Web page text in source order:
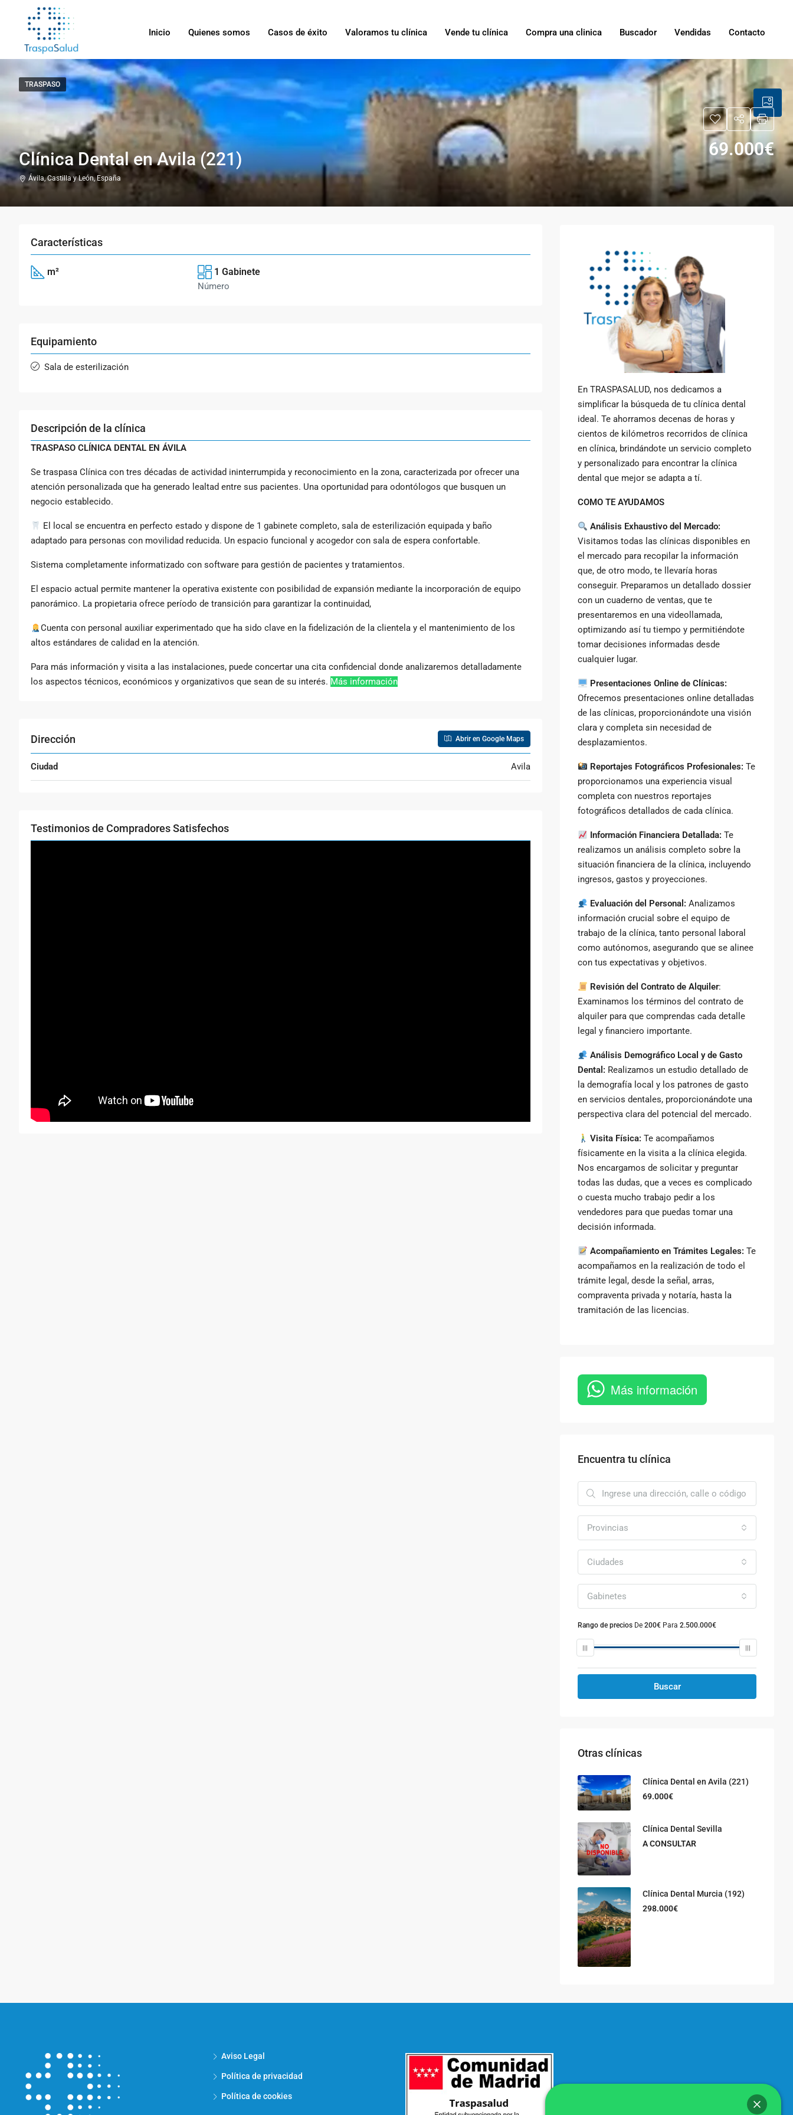
Inicio Quienes somos Casos de éxito Valoramos tu clínica Vende tu clínica Compra una clinica Buscador Vendidas Contacto
TRASPASO
Clínica Dental en Avila (221) 69.000€
Ávila, Castilla y León, España
Características
m² 1 Gabinete
Número
Equipamiento
Sala de esterilización
Descripción de la clínica
TRASPASO CLÍNICA DENTAL EN ÁVILA
Se traspasa Clínica con tres décadas de actividad ininterrumpida y reconocimiento en la zona, caracterizada por ofrecer una
atención personalizada que ha generado lealtad entre sus pacientes. Una oportunidad para odontólogos que busquen un
negocio establecido.
El local se encuentra en perfecto estado y dispone de 1 gabinete completo, sala de esterilización equipada y baño
adaptado para personas con movilidad reducida. Un espacio funcional y acogedor con sala de espera confortable.
Sistema completamente informatizado con software para gestión de pacientes y tratamientos.
El espacio actual permite mantener la operativa existente con posibilidad de expansión mediante la incorporación de equipo
panorámico. La propietaria ofrece período de transición para garantizar la continuidad,
Cuenta con personal auxiliar experimentado que ha sido clave en la fidelización de la clientela y el mantenimiento de los
altos estándares de calidad en la atención.
Para más información y visita a las instalaciones, puede concertar una cita confidencial donde analizaremos detalladamente
los aspectos técnicos, económicos y organizativos que sean de su interés. Más información
Dirección Abrir en Google Maps
Ciudad Avila
Testimonios de Compradores Satisfechos
En TRASPASALUD, nos dedicamos a
simplificar la búsqueda de tu clínica dental
ideal. Te ahorramos decenas de horas y
cientos de kilómetros recorridos de clínica
en clínica, brindándote un servicio completo
y personalizado para encontrar la clínica
dental que mejor se adapta a tí.
COMO TE AYUDAMOS
Análisis Exhaustivo del Mercado:
Visitamos todas las clínicas disponibles en
el mercado para recopilar la información
que, de otro modo, te llevaría horas
conseguir. Preparamos un detallado dossier
con un cuaderno de ventas, que te
presentaremos en una videollamada,
optimizando así tu tiempo y permitiéndote
tomar decisiones informadas desde
cualquier lugar.
Presentaciones Online de Clínicas:
Ofrecemos presentaciones online detalladas
de las clínicas, proporcionándote una visión
clara y completa sin necesidad de
desplazamientos.
Reportajes Fotográficos Profesionales: Te
proporcionamos una experiencia visual
completa con nuestros reportajes
fotográficos detallados de cada clínica.
Información Financiera Detallada:Te
realizamos un análisis completo sobre la
situación financiera de la clínica, incluyendo
ingresos, gastos y proyecciones.
Evaluación del Personal: Analizamos
información crucial sobre el equipo de
trabajo de la clínica, tanto personal laboral
como autónomos, asegurando que se alinee
con tus expectativas y objetivos.
Revisión del Contrato de Alquiler:
Examinamos los términos del contrato de
alquiler para que comprendas cada detalle
legal y financiero importante.
Análisis Demográfico Local y de Gasto
Dental: Realizamos un estudio detallado de
la demografía local y los patrones de gasto
en servicios dentales, proporcionándote una
perspectiva clara del potencial del mercado.
Visita Física: Te acompañamos
físicamente en la visita a la clínica elegida.
Nos encargamos de solicitar y preguntar
todas las dudas, que a veces es complicado
o cuesta mucho trabajo pedir a los
vendedores para que puedas tomar una
decisión informada.
Acompañamiento en Trámites Legales:Te
acompañamos en la realización de todo el
trámite legal, desde la señal, arras,
compraventa privada y notaría, hasta la
tramitación de las licencias.
Más información
Encuentra tu clínica
Provincias
Ciudades
Gabinetes
Rango de precios De 200€ Para 2.500.000€
Buscar
Otras clínicas
Clínica Dental en Avila (221)
69.000€
Clínica Dental Sevilla
A CONSULTAR
Clínica Dental Murcia (192)
298.000€
Aviso Legal
Política de privacidad
Política de cookies